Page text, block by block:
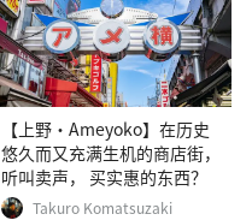
【上野·Ameyoko】在历史
悠久而又充满生机的商店街，
听叫卖声， 买实惠的东西？
Takuro Komatsuzaki